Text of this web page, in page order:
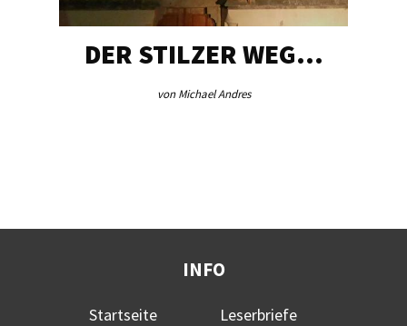
DER STILZER WEG…
von Michael Andres
INFO
Startseite
Leserbriefe